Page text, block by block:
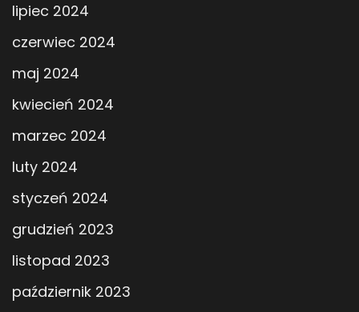
lipiec 2024
czerwiec 2024
maj 2024
kwiecień 2024
marzec 2024
luty 2024
styczeń 2024
grudzień 2023
listopad 2023
październik 2023